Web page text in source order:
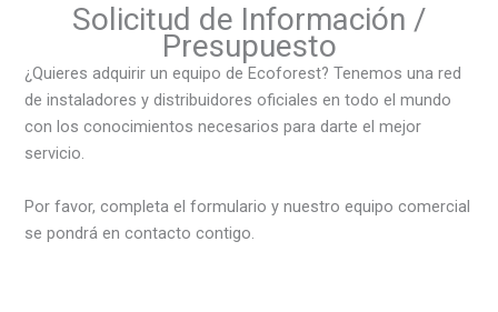
Solicitud de Información /
Presupuesto
¿Quieres adquirir un equipo de Ecoforest? Tenemos una red
de instaladores y distribuidores oficiales en todo el mundo
con los conocimientos necesarios para darte el mejor
servicio.
Por favor, completa el formulario y nuestro equipo comercial
se pondrá en contacto contigo.